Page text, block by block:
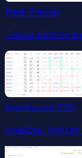
Rank Tracker
Traccia tutte le
Annotazioni SEO
Analizza i risultati